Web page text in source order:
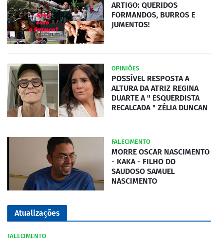
ARTIGO: QUERIDOS
FORMANDOS, BURROS E
JUMENTOS!
OPINIÕES
POSSÍVEL RESPOSTA A
ALTURA DA ATRIZ REGINA
DUARTE A " ESQUERDISTA
RECALCADA " ZÉLIA DUNCAN
FALECIMENTO
MORRE OSCAR NASCIMENTO
- KAKA - FILHO DO
SAUDOSO SAMUEL
NASCIMENTO
Atualizações
FALECIMENTO